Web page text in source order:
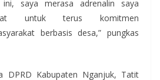
saya merasa adrenalin saya
untuk terus komitmen
berbasis desa,” pungkas
DPRD Kabupaten Nganjuk, Tatit